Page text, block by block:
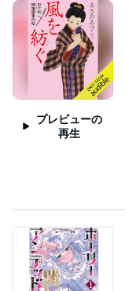
プレビューの
再生